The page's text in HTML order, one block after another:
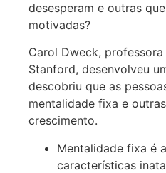
desesperam e outras
motivadas?
Carol Dweck,
Stanford, desenvolveu
descobriu que as
mentalidade fixa e
crescimento.
Mentalidade fixa é
características